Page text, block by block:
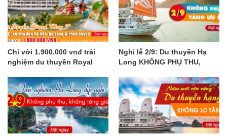
Chỉ với 1.900.000 vnđ trải
nghiệm du thuyền Royal
Nghỉ lễ 2/9: Du thuyền Hạ
Long KHÔNG PHỤ THU,